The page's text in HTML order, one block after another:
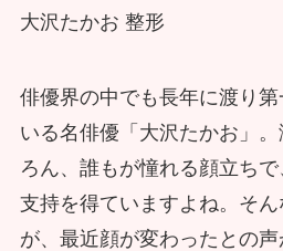
大沢たかお 整形
俳優界の中でも長年に渡り
いる名俳優「大沢たかお」
ろん、誰もが憧れる顔立ち
支持を得ていますよね。そ
が、最近顔が変わったとの